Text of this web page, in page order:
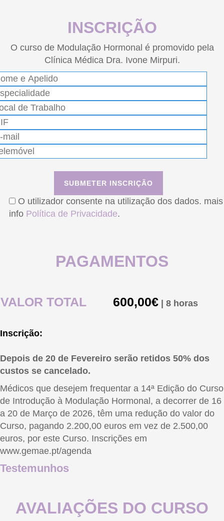
INSCRIÇÃO
O curso de Modulação Hormonal é promovido pela
Clínica Médica Dra. Ivone Mirpuri.
O utilizador consente na utilização dos dados. mais
info Política de Privacidade.
PAGAMENTOS
VALOR TOTAL 600,00€ | 8 horas
Inscrição:
Depois de 20 de Fevereiro serão retidos 50% dos
custos se cancelado.
Médicos que desejem frequentar a 14ª Edição do Curso
de Introdução à Modulação Hormonal, a decorrer de 16
a 20 de Março de 2026, têm uma redução do valor do
Curso, pagando 2.200,00 euros em vez de 2.500,00
euros, por este Curso. Inscrições em
www.gemae.pt/agenda
Testemunhos
AVALIAÇÕES DO CURSO